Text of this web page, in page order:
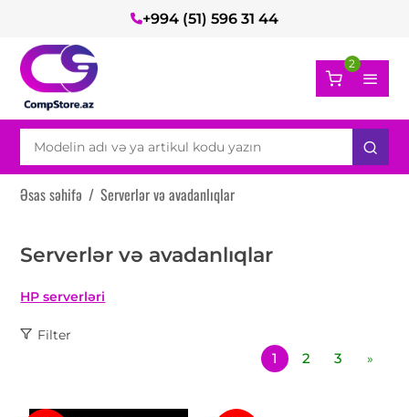
+994 (51) 596 31 44
2
Əsas səhifə / Serverlər və avadanlıqlar
Serverlər və avadanlıqlar
HP serverləri
Filter
1 2 3 »